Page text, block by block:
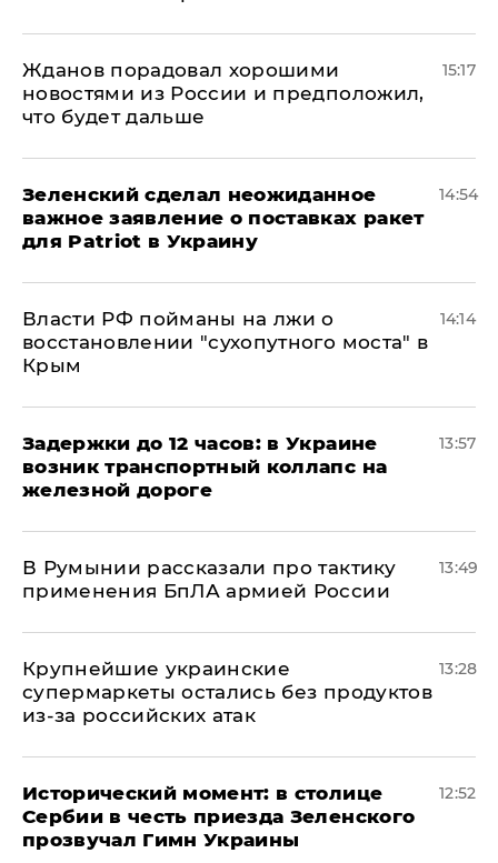
Жданов порадовал хорошими
новостями из России и предположил,
что будет дальше
15:17
Зеленский сделал неожиданное
важное заявление о поставках ракет
для Patriot в Украину
14:54
Власти РФ пойманы на лжи о
восстановлении "сухопутного моста" в
Крым
14:14
Задержки до 12 часов: в Украине
возник транспортный коллапс на
железной дороге
13:57
В Румынии рассказали про тактику
применения БпЛА армией России
13:49
Крупнейшие украинские
супермаркеты остались без продуктов
из-за российских атак
13:28
Исторический момент: в столице
Сербии в честь приезда Зеленского
прозвучал Гимн Украины
12:52